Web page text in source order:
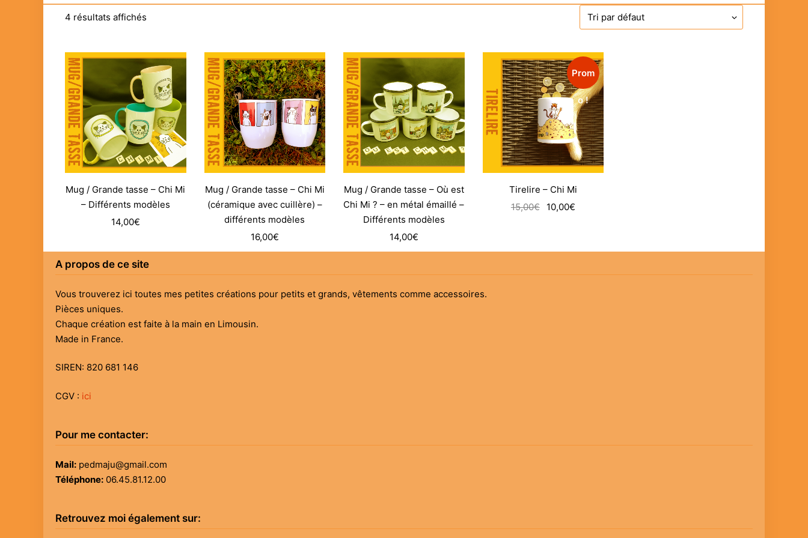
4 résultats affichés
Mug / Grande tasse – Chi Mi
– Différents modèles
14,00€
Mug / Grande tasse – Chi Mi
(céramique avec cuillère) –
différents modèles
16,00€
Mug / Grande tasse – Où est
Chi Mi ? – en métal émaillé –
Différents modèles
14,00€
Prom
o !
Tirelire – Chi Mi
15,00€
Le
était :
10,00€
est :
A propos de ce site
Vous trouverez ici toutes mes petites créations pour petits et grands, vêtements comme accessoires.
Pièces uniques.
Chaque création est faite à la main en Limousin.
Made in France.
SIREN: 820 681 146
CGV : ici
Pour me contacter:
Mail: pedmaju@gmail.com
Téléphone: 06.45.81.12.00
Retrouvez moi également sur: